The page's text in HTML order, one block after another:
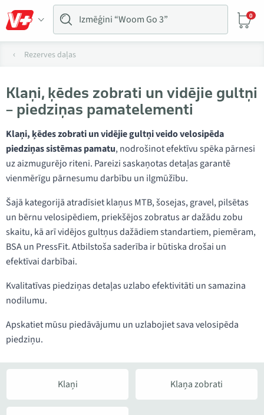
0
Rezerves daļas
Klaņi, ķēdes zobrati un vidējie gultņi
– piedziņas pamatelementi
Klaņi, ķēdes zobrati un vidējie gultņi veido velosipēda
piedziņas sistēmas pamatu, nodrošinot efektīvu spēka pārnesi
uz aizmugurējo riteni. Pareizi saskaņotas detaļas garantē
vienmērīgu pārnesumu darbību un ilgmūžību.
Šajā kategorijā atradīsiet klaņus MTB, šosejas, gravel, pilsētas
un bērnu velosipēdiem, priekšējos zobratus ar dažādu zobu
skaitu, kā arī vidējos gultņus dažādiem standartiem, piemēram,
BSA un PressFit. Atbilstoša saderība ir būtiska drošai un
efektīvai darbībai.
Kvalitatīvas piedziņas detaļas uzlabo efektivitāti un samazina
nodilumu.
Apskatiet mūsu piedāvājumu un uzlabojiet sava velosipēda
piedziņu.
Klaņi Klaņa zobrati